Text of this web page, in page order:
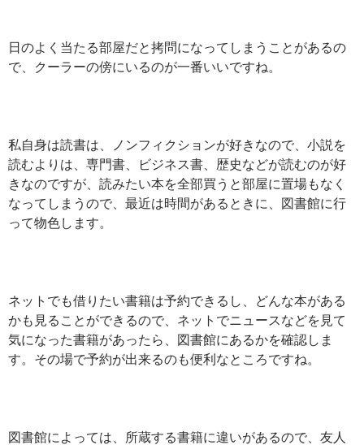
日のよく当たる部屋だと拷問になってしまうことがあるの
で、クーラーの傍にいるのが一番いいですね。
私自身は読書は、ノンフィクションが好きなので、小説を
読むよりは、専門書、ビジネス書、歴史などが読むのが好
きなのですが、読みたい本を全部買うと部屋に置場もなく
なってしまうので、最近は時間があるときに、図書館に行
って物色します。
ネットでも借りたい書籍は予約できるし、どんな本がある
かも見ることができるので、ネットでニュースなどを見て
気になった書籍があったら、図書館にあるかを確認しま
す。その場で予約が出来るのも便利なところですね。
図書館によっては、所蔵する書籍に違いがあるので、友人